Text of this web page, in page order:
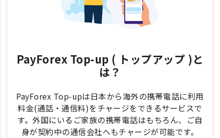
PayForex Top-up ( トップアップ )と
は？
PayForex Top-upは日本から海外の携帯電話に利用
料金(通話・通信料)をチャージをできるサービスで
す。外国にいるご家族の携帯電話はもちろん、ご自
身が契約中の通信会社へもチャージが可能です。